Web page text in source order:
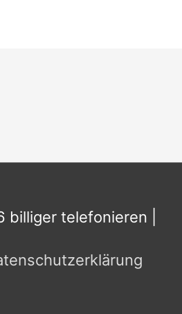
billiger telefonieren